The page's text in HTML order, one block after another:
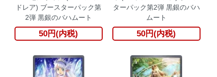
ドレア) ブースターパック第
2弾 黒銀のバハムート
50円(内税)
ターパック第2弾 黒銀のバハ
ムート
50円(内税)